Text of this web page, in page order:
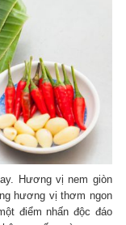
Hương vị nem giòn
hương vị thơm ngon
điểm nhấn độc đáo